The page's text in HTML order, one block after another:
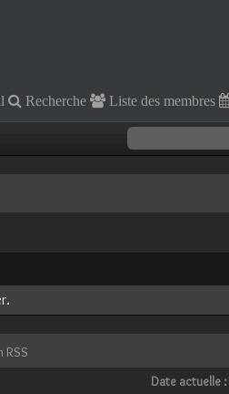
Recherche Liste des membres
RSS
Date actuelle :